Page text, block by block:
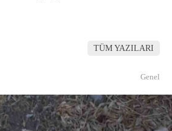
TÜM YAZILARI
Genel